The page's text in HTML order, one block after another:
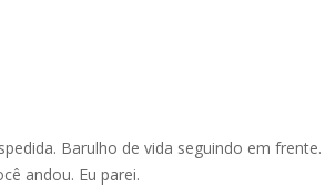
Barulho de vida seguindo em frente.
andou. Eu parei.